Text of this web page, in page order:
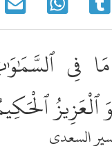
فِى
السعدي